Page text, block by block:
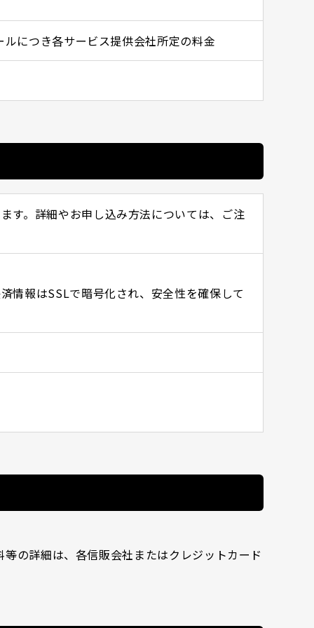
につき各サービス提供会社所定の料金
す。詳細やお申し込み方法については、ご注
情報はSSLで暗号化され、安全性を確保して
の詳細は、各信販会社またはクレジットカード